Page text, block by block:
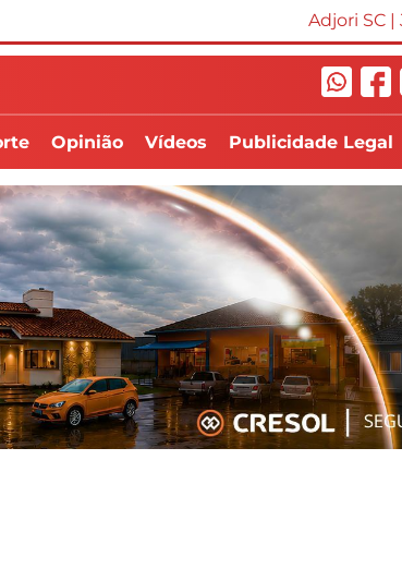
Adjori SC |
Opinião Vídeos Publicidade Legal